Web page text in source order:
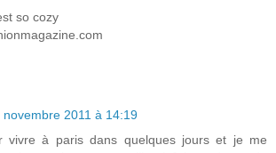
so cozy
novembre 2011 à 14:19
vivre à paris dans quelques jours et je me